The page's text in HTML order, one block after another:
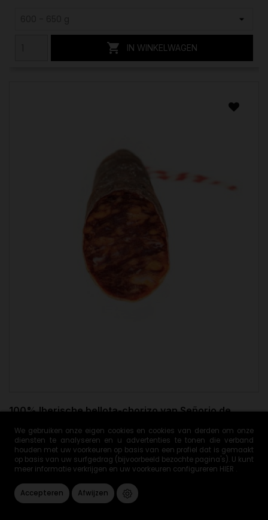
We gebruiken onze eigen cookies en cookies van derden om onze
diensten te analyseren en u advertenties te tonen die verband
houden met uw voorkeuren op basis van een profiel dat is gemaakt
op basis van uw surfgedrag (bijvoorbeeld bezochte pagina's). U kunt
meer informatie verkrijgen en uw voorkeuren configureren HIER .
Accepteren Afwijzen
 IN WINKELWAGEN
100% Iberische bellota-chorizo van Señorio de
€ 32,31
 IN WINKELWAGEN